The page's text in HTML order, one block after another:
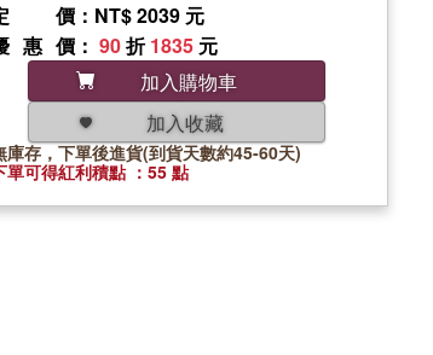
價 ：NT$ 2039 元
惠價 ： 90折1835 元
加入購物車
加入收藏
庫存，下單後進貨(到貨天數約45-60天)
單可得紅利積點 ：55 點